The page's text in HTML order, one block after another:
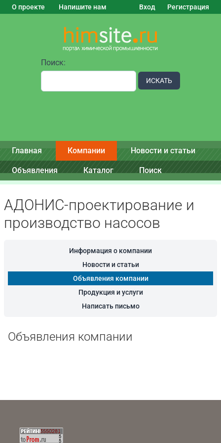
О проекте Напишите нам Вход Регистрация
Поиск:
ИСКАТЬ
Главная Компании Новости и статьи
Объявления Каталог Поиск
АДОНИС-проектирование и
производство насосов
Информация о компании
Новости и статьи
Объявления компании
Продукция и услуги
Написать письмо
Объявления компании